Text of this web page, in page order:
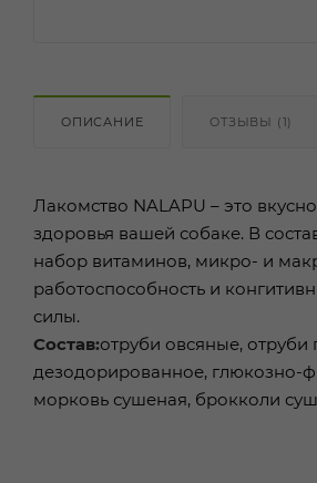
ОПИСАНИЕ ОТЗЫВЫ (1)
Лакомство NALAPU – это
здоровья вашей собаке. В
набор витаминов, микро- и
работоспособность и
силы.
Состав:отруби овсяные,
дезодорированное, глюкозно-
морковь сушеная, брокколи